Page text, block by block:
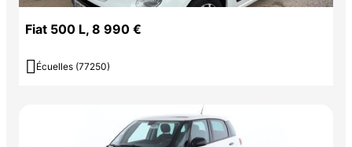
Fiat 500 L, 8 990 €
 Écuelles (77250)